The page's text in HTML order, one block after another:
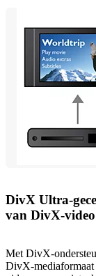
DivX Ultra-
van DivX-
Met DivX-
DivX-